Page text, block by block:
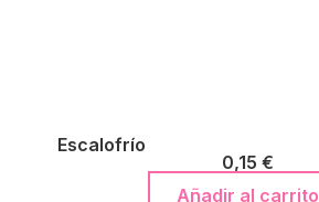
Escalofrío
0,15 €
Añadir al carrito